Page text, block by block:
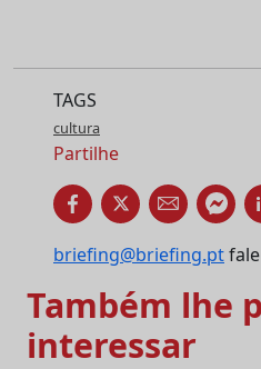
TAGS
cultura
Partilhe
briefing@briefing.pt
Também lhe
interessar